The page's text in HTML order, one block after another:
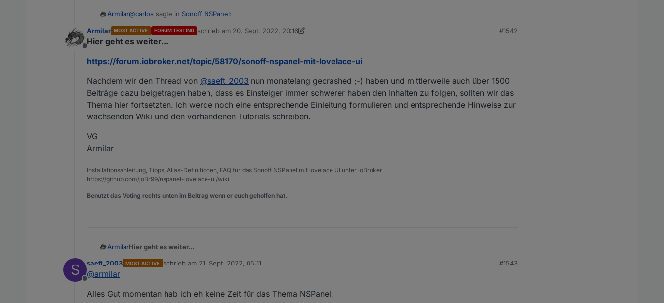
Armilar@carlos sagte in Sonoff NSPanel:
@armilar
Das sind Indikatoren die ich einblenden muss.
Kein Problem ;-)
Wäre nahezu ein Wunder, wenn es einen Thermostaten geben würde, der alle Modi und alle Indikatoren unterstützt.
Insgesamt stehen 8 Icons zur Verfügung...
Offline
Armilar MOST ACTIVE FORUM TESTING schrieb am 20. Sept. 2022, 20:16
zuletzt editiert von Armilar
#1542
Hier geht es weiter...
https://forum.iobroker.net/topic/58170/sonoff-nspanel-mit-lovelace-ui
Nachdem wir den Thread von @saeft_2003 nun monatelang gecrashed ;-) haben und mittlerweile auch über 1500
Beiträge dazu beigetragen haben, dass es Einsteiger immer schwerer haben den Inhalten zu folgen, sollten wir das
Thema hier fortsetzten. Ich werde noch eine entsprechende Einleitung formulieren und entsprechende Hinweise zur
wachsenden Wiki und den vorhandenen Tutorials schreiben.
VG
Armilar
Installationsanleitung, Tipps, Alias-Definitionen, FAQ für das Sonoff NSPanel mit lovelace UI unter ioBroker
https://github.com/joBr99/nspanel-lovelace-ui/wiki
Benutzt das Voting rechts unten im Beitrag wenn er euch geholfen hat.
ArmilarHier geht es weiter...
https://forum.iobroker.net/topic/58170/sonoff-nspanel-mit-lovelace-ui
dazu beigetragen haben, dass es Einsteiger immer schwerer haben den Inhalten zu folgen, sollten wir das Thema hier
S
Offline
saeft_2003 MOST ACTIVE schrieb am 21. Sept. 2022, 05:11
zuletzt editiert von
#1543
@armilar
Alles Gut momentan hab ich eh keine Zeit für das Thema NSPanel.